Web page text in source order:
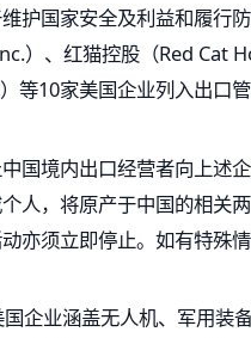
护国家安全及利益和履行
）、红猫控股（Red Cat
等10家美国企业列入出口
国境内出口经营者向上述
人，将原产于中国的相关
亦须立即停止。如有特殊
企业涵盖无人机、军用装